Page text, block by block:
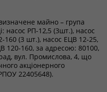
майно – група
насос РП-12,5 (3шт.), насос
160 (3 шт.), насос ЕЦВ 12-25,
120-160, за адресою: 80100,
вул. Промислова, 4, що
акціонерного
22405648).